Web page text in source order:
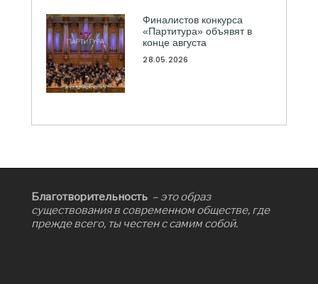
Финалистов конкурса
«Партитура» объявят в
конце августа
28.05.2026
Благотворительность – это образ
существования в современном обществе, где
прежде всего, ты честен с самим собой.